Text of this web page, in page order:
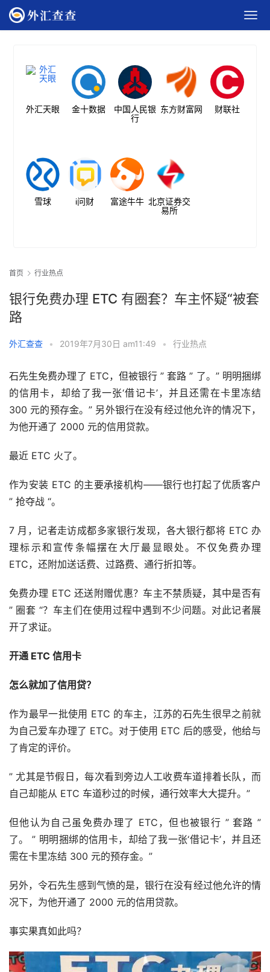
外汇天眼 金十数据
中国人民银
行
东方财富网 财联社
雪球 i问财 富途牛牛 北京证券交
易所
首页 行业热点
银行免费办理 ETC 有圈套？车主怀疑“被套
路
外汇查查 • 2019年7月30日 am11:49 • 行业热点
石先生免费办理了 ETC，但被银行 ” 套路 ” 了。” 明明捆绑
的信用卡，却给了我一张‘借记卡’，并且还需在卡里冻结
300 元的预存金。” 另外银行在没有经过他允许的情况下，
为他开通了 2000 元的信用贷款。
最近 ETC 火了。
作为安装 ETC 的主要承接机构——银行也打起了优质客户
” 抢夺战 “。
7 月，记者走访成都多家银行发现，各大银行都将 ETC 办
理标示和宣传条幅摆在大厅最显眼处。不仅免费办理
ETC，还附加送话费、过路费、通行折扣等。
免费办理 ETC 还送附赠优惠？车主不禁质疑，其中是否有
” 圈套 “？车主们在使用过程中遇到不少问题。对此记者展
开了求证。
开通 ETC 信用卡
怎么就加了信用贷？
作为最早一批使用 ETC 的车主，江苏的石先生很早之前就
为自己爱车办理了 ETC。对于使用 ETC 后的感受，他给与
了肯定的评价。
” 尤其是节假日，每次看到旁边人工收费车道排着长队，而
自己却能从 ETC 车道秒过的时候，通行效率大大提升。”
但他认为自己虽免费办理了 ETC，但也被银行 ” 套路 ”
了。 ” 明明捆绑的信用卡，却给了我一张‘借记卡’，并且还
需在卡里冻结 300 元的预存金。”
另外，令石先生感到气愤的是，银行在没有经过他允许的情
况下，为他开通了 2000 元的信用贷款。
事实果真如此吗？